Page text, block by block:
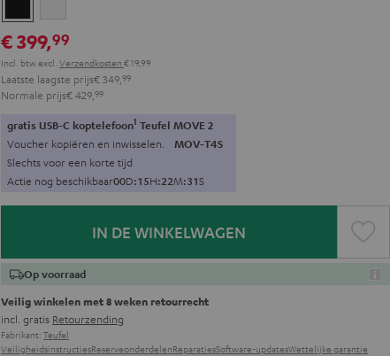
€ 399,99
Incl. btwexcl. Verzendkosten € 19,99
Laatste laagste prijs€ 349, 99
Normale prijs€ 429, 99
gratis USB-C koptelefoon1 Teufel MOVE 2
Voucher kopiëren en inwisselen. MOV-T4S
Slechts voor een korte tijd
Actie nog beschikbaar00D:15H:22M:30S
IN DE WINKELWAGEN
Op voorraad
Veilig winkelen met 8 weken retourrecht
incl. gratis Retourzending
Fabrikant: Teufel
VeiligheidsinstructiesReserveonderdelenReparatiesSoftware-updatesWettelijke garantie